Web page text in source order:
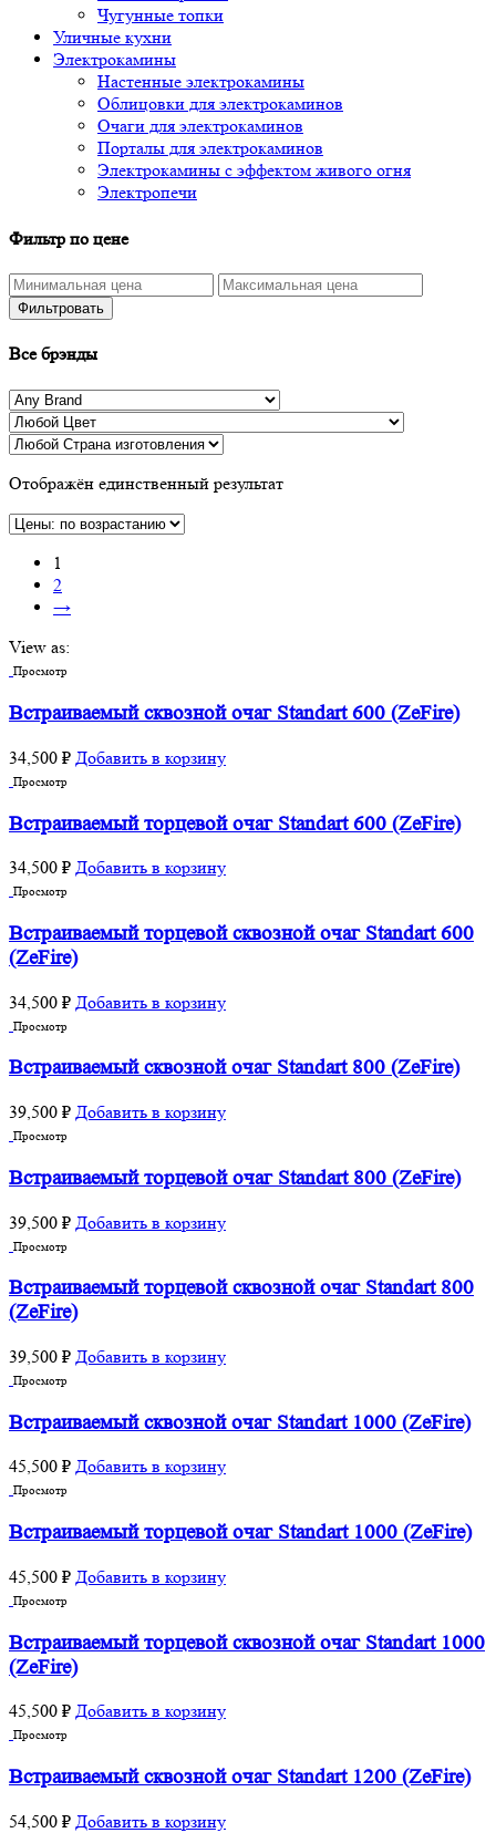
Чугунные топки
Уличные кухни
Электрокамины
Настенные электрокамины
Облицовки для электрокаминов
Очаги для электрокаминов
Порталы для электрокаминов
Электрокамины с эффектом живого огня
Электропечи
Фильтр по цене
Фильтровать
Все брэнды
Отображён единственный результат
1
2
→
View as:
Просмотр
Встраиваемый сквозной очаг Standart 600 (ZeFire)
34,500 ₽ Добавить в корзину
Просмотр
Встраиваемый торцевой очаг Standart 600 (ZeFire)
34,500 ₽ Добавить в корзину
Просмотр
Встраиваемый торцевой сквозной очаг Standart 600
(ZeFire)
34,500 ₽ Добавить в корзину
Просмотр
Встраиваемый сквозной очаг Standart 800 (ZeFire)
39,500 ₽ Добавить в корзину
Просмотр
Встраиваемый торцевой очаг Standart 800 (ZeFire)
39,500 ₽ Добавить в корзину
Просмотр
Встраиваемый торцевой сквозной очаг Standart 800
(ZeFire)
39,500 ₽ Добавить в корзину
Просмотр
Встраиваемый сквозной очаг Standart 1000 (ZeFire)
45,500 ₽ Добавить в корзину
Просмотр
Встраиваемый торцевой очаг Standart 1000 (ZeFire)
45,500 ₽ Добавить в корзину
Просмотр
Встраиваемый торцевой сквозной очаг Standart 1000
(ZeFire)
45,500 ₽ Добавить в корзину
Просмотр
Встраиваемый сквозной очаг Standart 1200 (ZeFire)
54,500 ₽ Добавить в корзину